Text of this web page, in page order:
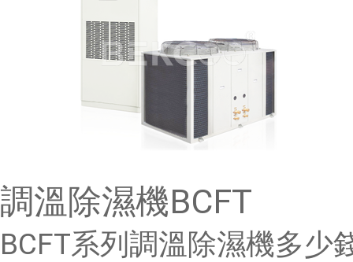
調溫除濕機BCFT
BCFT系列調溫除濕機多少